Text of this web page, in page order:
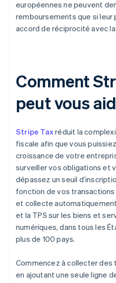
européennes ne peuvent
remboursements que si leur
accord de réciprocité avec
Comment
peut vous
Stripe Taxréduit la
fiscale afin que vous
croissance de votre
surveiller vos obligations et
dépassez un seuil
fonction de vos transactions
et collecte
et la TPS sur les biens et
numériques, dans tous les
plus de 100 pays.
Commencez à collecter des
en ajoutant une seule ligne